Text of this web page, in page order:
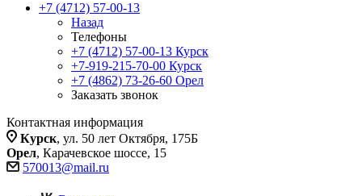
+7 (4712) 57-00-13
Назад
Телефоны
+7 (4712) 57-00-13 Курск
+7-919-215-70-00 Курск
+7 (4862) 73-26-60 Орел
Заказать звонок
Контактная информация
Курск, ул. 50 лет Октября, 175Б
Орел, Карачевское шоссе, 15
570013@mail.ru